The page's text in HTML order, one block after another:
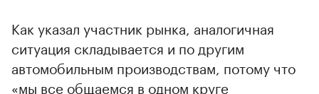
Как указал участник рынка, аналогичная
ситуация складывается и по другим
автомобильным производствам, потому что
«мы все общаемся в одном круге